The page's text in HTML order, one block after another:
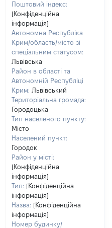
Поштовий індекс:
[Конфіденційна
інформація]
Автономна Республіка
Крим/область/місто зі
спеціальним статусом:
Львівська
Район в області та
Автономній Республіці
Крим: Львівський
Територіальна громада:
Городоцька
Тип населеного пункту:
Місто
Населений пункт:
Городок
Район у місті:
[Конфіденційна
інформація]
Тип: [Конфіденційна
інформація]
Назва: [Конфіденційна
інформація]
Номер будинку/